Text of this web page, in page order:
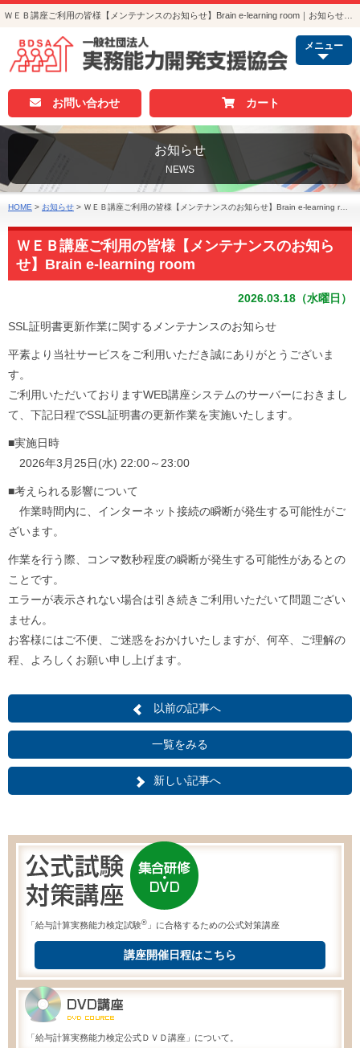
メニュー
お問い合わせ カート
お知らせ
NEWS
HOME > お知らせ > ＷＥＢ講座ご利用の皆様【メンテナンスのお知らせ】Brain e-learning room
ＷＥＢ講座ご利用の皆様【メンテナンスのお知ら
せ】Brain e-learning room
2026.03.18（水曜日）
SSL証明書更新作業に関するメンテナンスのお知らせ
平素より当社サービスをご利用いただき誠にありがとうございま
す。
ご利用いただいておりますWEB講座システムのサーバーにおきまし
て、下記日程でSSL証明書の更新作業を実施いたします。
■実施日時
2026年3月25日(水) 22:00～23:00
■考えられる影響について
作業時間内に、インターネット接続の瞬断が発生する可能性がご
ざいます。
作業を行う際、コンマ数秒程度の瞬断が発生する可能性があるとの
ことです。
エラーが表示されない場合は引き続きご利用いただいて問題ござい
ません。
お客様にはご不便、ご迷惑をおかけいたしますが、何卒、ご理解の
程、よろしくお願い申し上げます。
以前の記事へ
一覧をみる
新しい記事へ
「給与計算実務能力検定試験® 」に合格するための公式対策講座
講座開催日程はこちら
「給与計算実務能力検定公式ＤＶＤ講座」について。